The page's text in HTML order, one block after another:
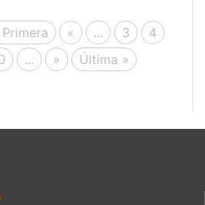
Primera « ... 3
4
... » Última »